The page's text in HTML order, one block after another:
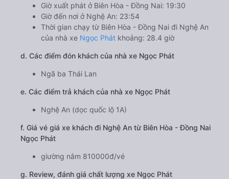
Giờ xuất phát ở Biên Hòa - Đồng Nai: 19:30
Giờ đến nơi ở Nghệ An: 23:54
Thời gian chạy từ Biên Hòa - Đồng Nai đi Nghệ An
của nhà xe Ngọc Phát khoảng: 28.4 giờ
d. Các điểm đón khách của nhà xe Ngọc Phát
Ngã ba Thái Lan
e. Các điểm trả khách của nhà xe Ngọc Phát
Nghệ An (dọc quốc lộ 1A)
f. Giá vé giá xe khách đi Nghệ An từ Biên Hòa - Đồng Nai
Ngọc Phát
giường nằm 810000đ/vé
g. Review, đánh giá chất lượng xe Ngọc Phát